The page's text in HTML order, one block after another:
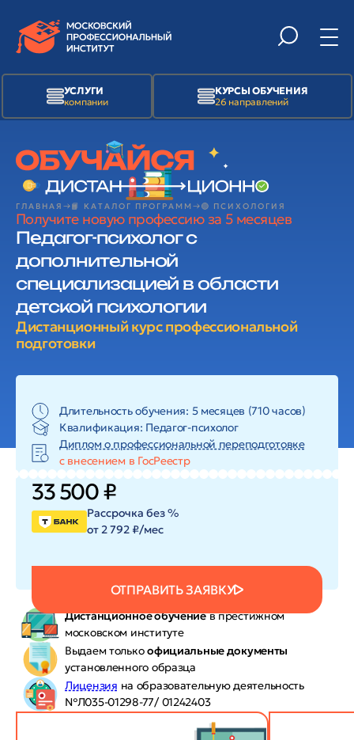
УСЛУГИ
компании
КУРСЫ ОБУЧЕНИЯ
26 направлений
ГЛАВНАЯ 📙 КАТАЛОГ ПРОГРАММ 🟢 ПСИХОЛОГИЯ
Получите новую профессию за 5 месяцев
Педагог-психолог с
дополнительной
специализацией в области
детской психологии
Дистанционный курс профессиональной
подготовки
Длительность обучения: 5 месяцев (710 часов)
Квалификация: Педагог-психолог
Диплом о профессиональной переподготовке
с внесением в ГосРеестр
33 500 ₽
ОТПРАВИТЬ ЗАЯВКУ
Рассрочка без %
от 2 792 ₽/мес
Дистанционное обучениев престижном
московском институте
Выдаем толькоофициальные документы
установленного образца
Лицензия на образовательную деятельность
№Л035-01298-77/ 01242403